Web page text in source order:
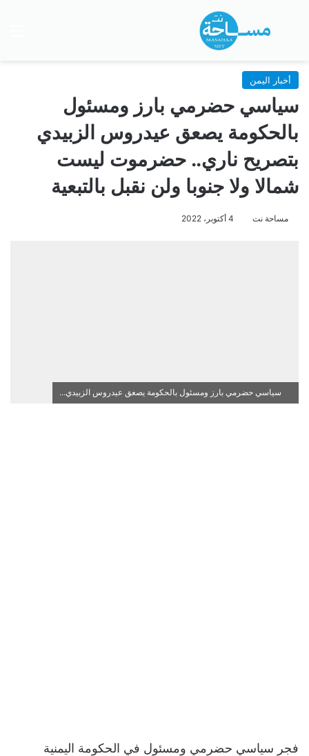
بحث عن
أخبار اليمن
سياسي حضرمي بارز ومسئول
بالحكومة يصعق عيدروس الزبيدي
بتصريح ناري.. حضرموت ليست
شمالا ولا جنوبا ولن نقبل بالتبعية
مساحة نت 4 أكتوبر، 2022
سياسي حضرمي بارز ومسئول بالحكومة يصعق عيدروس الزبيدي...
فجر سياسي حضرمي ومسئول في الحكومة اليمنية